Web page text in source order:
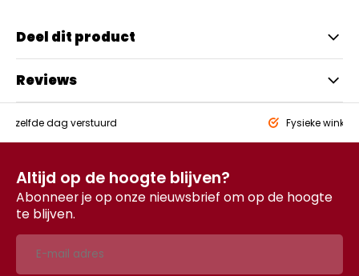
Deel dit product
Reviews
zelfde dag verstuurd Fysieke winkel
Altijd op de hoogte blijven?
Abonneer je op onze nieuwsbrief om op de hoogte
te blijven.